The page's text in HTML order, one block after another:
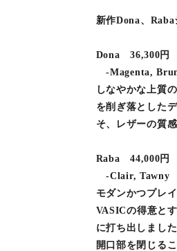
新作Dona、
Dona 36,300円
-Magenta,
しなやかな上質
を削ぎ落とした
そ、レザーの質
Raba 44,000円
-Clair, Tawny
モダンかつプレ
VASICの得意と
に打ち出しました
開口部を閉じる